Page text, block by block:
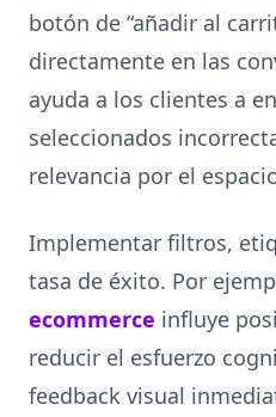
botón de “añadir al
directamente en las
ayuda a los clientes a
seleccionados
relevancia por el
Implementar filtros,
tasa de éxito. Por
ecommerce influye
reducir el esfuerzo
feedback visual